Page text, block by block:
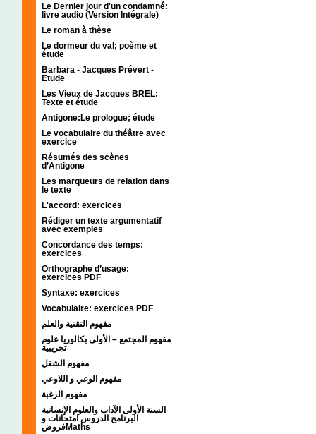
Le Dernier jour d'un condamné:
livre audio (Version Intégrale)
Le roman à thèse
Le dormeur du val; poème et
étude
Barbara - Jacques Prévert -
Etude
Les Vieux de Jacques BREL:
Texte et étude
Antigone:Le prologue; étude
Le vocabulaire du théâtre avec
exercice
Résumés des scènes
d’Antigone
Les marqueurs de relation dans
le texte
L'accord: exercices
Rédiger un texte argumentatif
avec exemples
Concordance des temps:
exercices
Orthographe d’usage:
exercices PDF
Syntaxe: exercices
Vocabulaire: exercices PDF
مفهوم التقنية والعلم
مفهوم المجتمع – الأولى بكالوريا علوم
تجريبية
مفهوم الشغل
مفهوم الوعي و اللاوعي
مفهوم الرغبة
السنة الأولى الآداب والعلوم الإنسانية
البرنامج الدروس امتحانات و
فروضMaths